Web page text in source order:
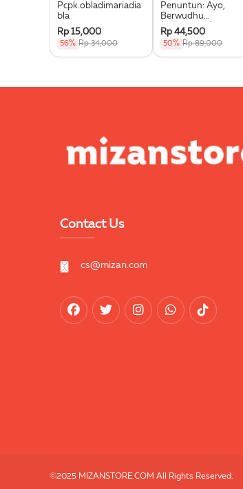
Pcpk.obladimariadia
bla
Rp 15,000
56% Rp 34,000
Penuntun: Ayo,
Berwudhu
(Boardbook)
Rp 44,500
50% Rp 89,000
Contact Us
cs@mizan.com
©2025 MIZANSTORE.COM All Rights Reserved.